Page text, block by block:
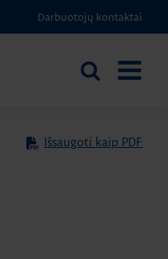
Darbuotojų kontaktai
Ieškoti
Išsaugoti kaip PDF